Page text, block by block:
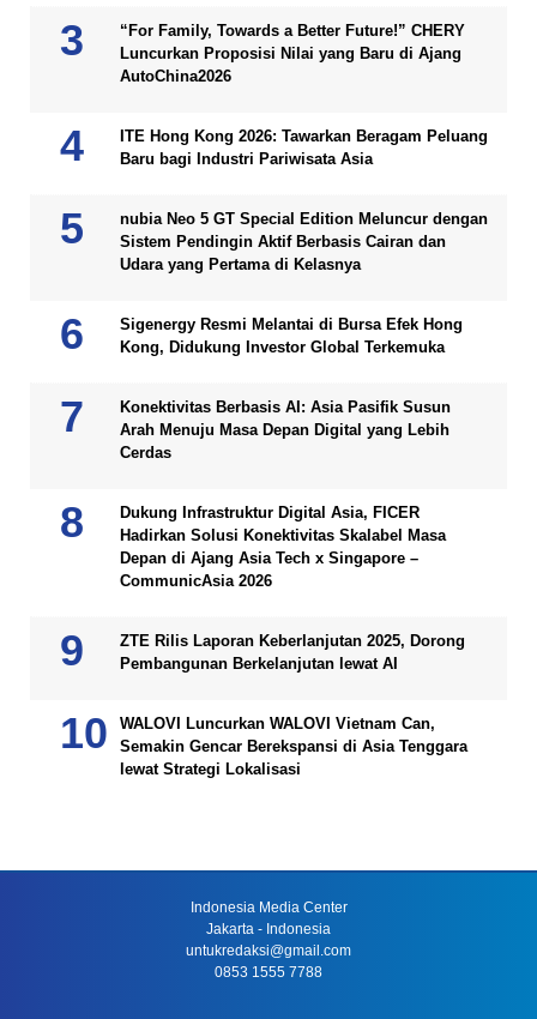
“For Family, Towards a Better Future!” CHERY
Luncurkan Proposisi Nilai yang Baru di Ajang
AutoChina2026
ITE Hong Kong 2026: Tawarkan Beragam Peluang
Baru bagi Industri Pariwisata Asia
nubia Neo 5 GT Special Edition Meluncur dengan
Sistem Pendingin Aktif Berbasis Cairan dan
Udara yang Pertama di Kelasnya
Sigenergy Resmi Melantai di Bursa Efek Hong
Kong, Didukung Investor Global Terkemuka
Konektivitas Berbasis AI: Asia Pasifik Susun
Arah Menuju Masa Depan Digital yang Lebih
Cerdas
Dukung Infrastruktur Digital Asia, FICER
Hadirkan Solusi Konektivitas Skalabel Masa
Depan di Ajang Asia Tech x Singapore –
CommunicAsia 2026
ZTE Rilis Laporan Keberlanjutan 2025, Dorong
Pembangunan Berkelanjutan lewat AI
WALOVI Luncurkan WALOVI Vietnam Can,
Semakin Gencar Berekspansi di Asia Tenggara
lewat Strategi Lokalisasi
Indonesia Media Center
Jakarta - Indonesia
untukredaksi@gmail.com
0853 1555 7788